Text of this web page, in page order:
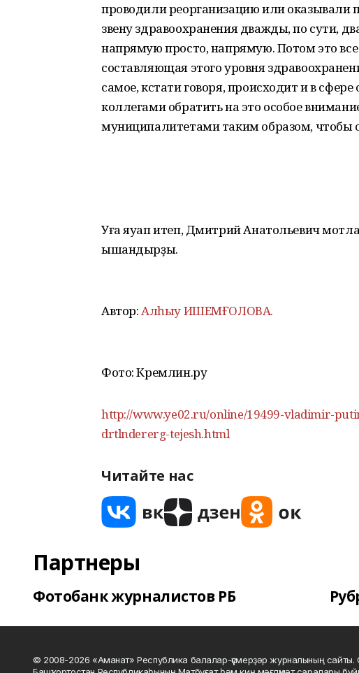
проводили реорганизацию или оказывали
звену здравоохранения дважды, по сути,
напрямую просто, напрямую. Потом это
составляющая этого уровня
самое, кстати говоря, происходит и в
коллегами обратить на это особое
муниципалитетами таким образом, чтобы
Уға яуап итеп, Дмитрий Анатольевич мотлаҡ
ышандырҙы.
Автор:Алһыу ИШЕМҒОЛОВА.
Фото: Кремлин.ру
http://www.ye02.ru/online/19499-vladimir-
drtlndererg-tejesh.html
Читайте нас
Партнеры
Фотобанк журналистов РБ
© 2008-2026 «Аманат» Республика балалар-үҫмерҙәр журналының